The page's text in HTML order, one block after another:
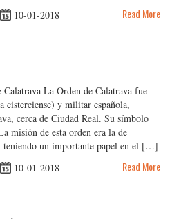
10-01-2018 Read More
Calatrava La Orden de Calatrava fue
cisterciense) y militar española,
cerca de Ciudad Real. Su símbolo
misión de esta orden era la de
teniendo un importante papel en el […]
10-01-2018 Read More